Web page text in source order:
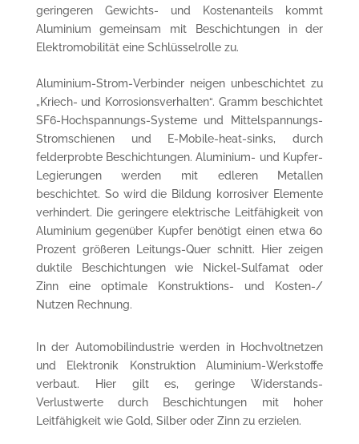
geringeren Gewichts- und Kostenanteils kommt
Aluminium gemeinsam mit Beschichtungen in der
Elektro­mobilität eine Schlüsselrolle zu.
Aluminium-Strom-Verbinder neigen unbe­schichtet zu
„Kriech- und Korrosions­verhalten“. Gramm beschichtet
SF6-Hoch­spannungs-Systeme und Mittel­spannungs-
Stromschienen und E-Mobile-heat-sinks, durch
felderprobte Beschichtungen. Aluminium- und Kupfer-
Legierungen werden mit edleren Metallen
beschichtet. So wird die Bildung korrosiver Elemente
verhindert. Die geringere elektrische Leitfähigkeit von
Aluminium gegenüber Kupfer benötigt einen etwa 60
Prozent größeren Leitungs-Quer schnitt. Hier zeigen
duktile Beschichtungen wie Nickel-Sulfamat oder
Zinn eine optimale Konstruktions- und Kosten-/
Nutzen Rechnung.
In der Automobilindustrie werden in Hochvoltnetzen
und Elektronik Konstruktion Aluminium-Werkstoffe
verbaut. Hier gilt es, geringe Widerstands-
Verlustwerte durch Beschichtungen mit hoher
Leitfähigkeit wie Gold, Silber oder Zinn zu erzielen.